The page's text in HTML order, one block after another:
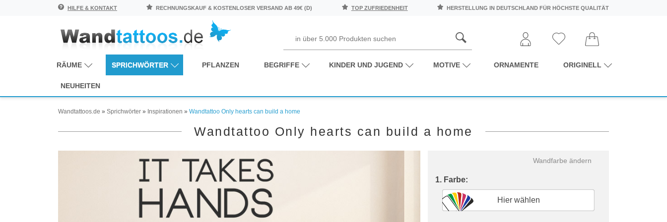
HILFE & KONTAKT RECHNUNGSKAUF & KOSTENLOSER VERSAND AB 49€ (D) TOP ZUFRIEDENHEIT HERSTELLUNG IN DEUTSCHLAND FÜR HÖCHSTE QUALITÄT
RÄUME SPRICHWÖRTER PFLANZEN BEGRIFFE KINDER UND JUGEND MOTIVE ORNAMENTE ORIGINELL
NEUHEITEN
Wandtattoos.de » Sprichwörter » Inspirationen » Wandtattoo Only hearts can build a home
Wandtattoo Only hearts can build a home
Wandfarbe ändern
1. Farbe:
Hier wählen